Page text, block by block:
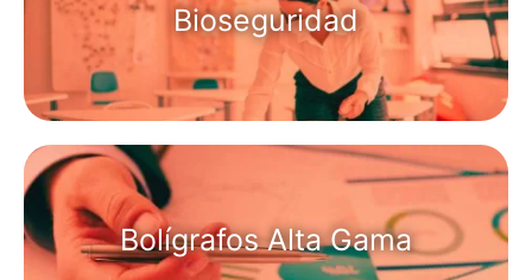
Bioseguridad
Bolígrafos Alta Gama